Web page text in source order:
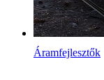
Áramfejlesztők